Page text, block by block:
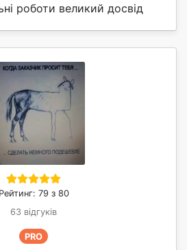
роботи великий досвід
Рейтинг: 79 з 80
63 відгуків
PRO